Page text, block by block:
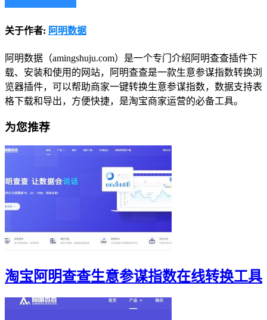
关于作者: 阿明数据
阿明数据（amingshuju.com）是一个专门介绍阿明查查插件下
载、安装和使用的网站，阿明查查是一款生意参谋指数转换浏
览器插件，可以帮助商家一键转换生意参谋指数，数据支持表
格下载和导出，方便快捷，是淘宝商家运营的必备工具。
为您推荐
淘宝阿明查查生意参谋指数在线转换工具